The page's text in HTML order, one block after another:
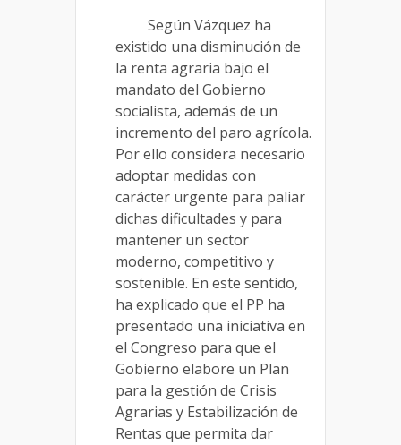
Según Vázquez ha
existido una disminución de
la renta agraria bajo el
mandato del Gobierno
socialista, además de un
incremento del paro agrícola.
Por ello considera necesario
adoptar medidas con
carácter urgente para paliar
dichas dificultades y para
mantener un sector
moderno, competitivo y
sostenible. En este sentido,
ha explicado que el PP ha
presentado una iniciativa en
el Congreso para que el
Gobierno elabore un Plan
para la gestión de Crisis
Agrarias y Estabilización de
Rentas que permita dar